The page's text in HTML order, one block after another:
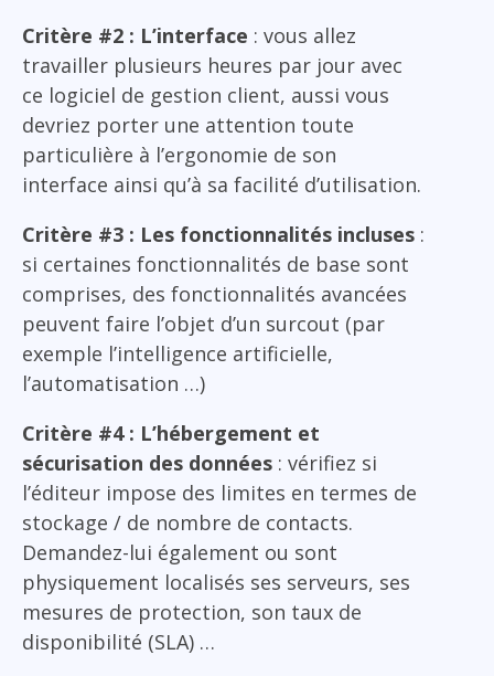
Critère #2 : L’interface : vous allez
travailler plusieurs heures par jour avec
ce logiciel de gestion client, aussi vous
devriez porter une attention toute
particulière à l’ergonomie de son
interface ainsi qu’à sa facilité d’utilisation.
Critère #3 : Les fonctionnalités incluses :
si certaines fonctionnalités de base sont
comprises, des fonctionnalités avancées
peuvent faire l’objet d’un surcout (par
exemple l’intelligence artificielle,
l’automatisation …)
Critère #4 : L’hébergement et
sécurisation des données : vérifiez si
l’éditeur impose des limites en termes de
stockage / de nombre de contacts.
Demandez-lui également ou sont
physiquement localisés ses serveurs, ses
mesures de protection, son taux de
disponibilité (SLA) …